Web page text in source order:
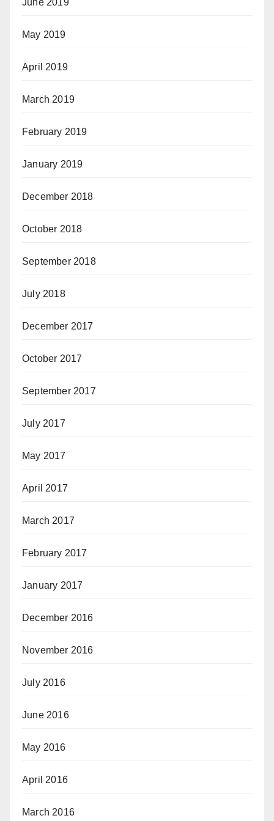
May 2019
April 2019
March 2019
February 2019
January 2019
December 2018
October 2018
September 2018
July 2018
December 2017
October 2017
September 2017
July 2017
May 2017
April 2017
March 2017
February 2017
January 2017
December 2016
November 2016
July 2016
June 2016
May 2016
April 2016
March 2016